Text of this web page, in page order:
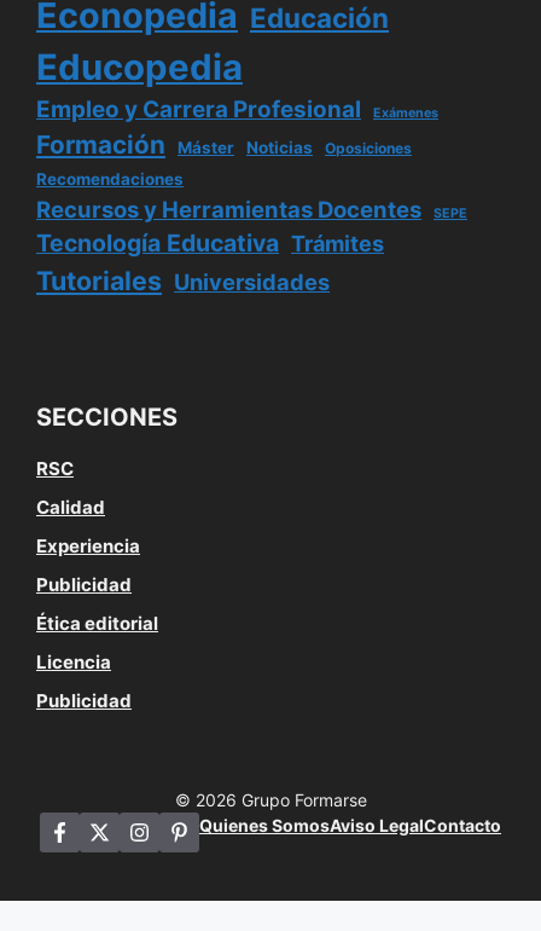
Econopedia Educación
Educopedia
Empleo y Carrera Profesional Exámenes
Formación Máster Noticias Oposiciones
Recomendaciones
Recursos y Herramientas Docentes SEPE
Tecnología Educativa Trámites
Tutoriales Universidades
SECCIONES
RSC
Calidad
Experiencia
Publicidad
Ética editorial
Licencia
Publicidad
© 2026 Grupo Formarse
Quienes SomosAviso LegalContacto